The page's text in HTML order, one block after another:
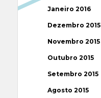
Janeiro 2016
Dezembro 2015
Novembro 2015
Outubro 2015
Setembro 2015
Agosto 2015